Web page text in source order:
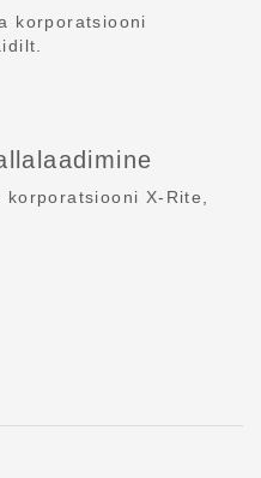
korporatsiooni
X-Rite,